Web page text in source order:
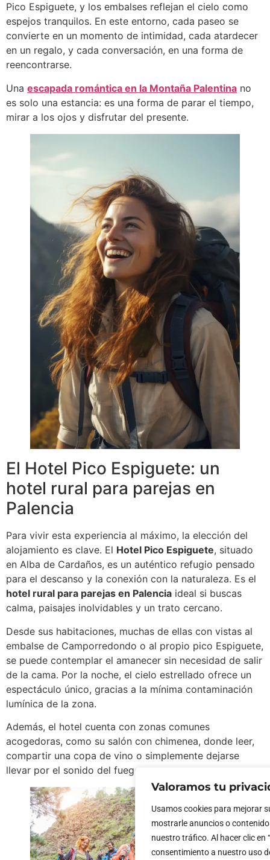
Valoramos tu
Usamos cookies para mejorar
mostrarle anuncios o
nuestro tráfico. Al hacer clic en
consentimiento a nuestro uso
Pico Espiguete, y los embalses reflejan el cielo como
espejos tranquilos. En este entorno, cada paseo se
convierte en un momento de intimidad, cada atardecer
en un regalo, y cada conversación, en una forma de
reencontrarse.
Una escapada romántica en la Montaña Palentina no
es solo una estancia: es una forma de parar el tiempo,
mirar a los ojos y disfrutar del presente.
El Hotel Pico Espiguete: un
hotel rural para parejas en
Palencia
Para vivir esta experiencia al máximo, la elección del
alojamiento es clave. El Hotel Pico Espiguete, situado
en Alba de Cardaños, es un auténtico refugio pensado
para el descanso y la conexión con la naturaleza. Es el
hotel rural para parejas en Palencia ideal si buscas
calma, paisajes inolvidables y un trato cercano.
Desde sus habitaciones, muchas de ellas con vistas al
embalse de Camporredondo o al propio pico Espiguete,
se puede contemplar el amanecer sin necesidad de salir
de la cama. Por la noche, el cielo estrellado ofrece un
espectáculo único, gracias a la mínima contaminación
lumínica de la zona.
Además, el hotel cuenta con zonas comunes
acogedoras, como su salón con chimenea, donde leer,
compartir una copa de vino o simplemente dejarse
llevar por el sonido del fuego.